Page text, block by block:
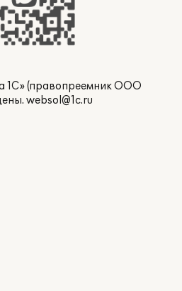
1С» (правопреемник ООО
websol@1c.ru